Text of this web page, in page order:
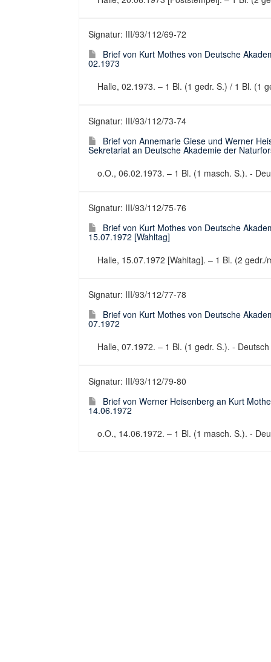
Signatur: III/93/112/69-72
Brief von Kurt Mothes von Deutsche
02.1973
Halle, 02.1973. – 1 Bl. (1 gedr. S.) / 1 Bl. (1
Signatur: III/93/112/73-74
Brief von Annemarie Giese und Werner
Sekretariat an Deutsche Akademie der
o.O., 06.02.1973. – 1 Bl. (1 masch. S.). -
Signatur: III/93/112/75-76
Brief von Kurt Mothes von Deutsche
15.07.1972 [Wahltag]
Halle, 15.07.1972 [Wahltag]. – 1 Bl. (2
Signatur: III/93/112/77-78
Brief von Kurt Mothes von Deutsche
07.1972
Halle, 07.1972. – 1 Bl. (1 gedr. S.). -
Signatur: III/93/112/79-80
Brief von Werner Heisenberg an Kurt
14.06.1972
o.O., 14.06.1972. – 1 Bl. (1 masch. S.). -